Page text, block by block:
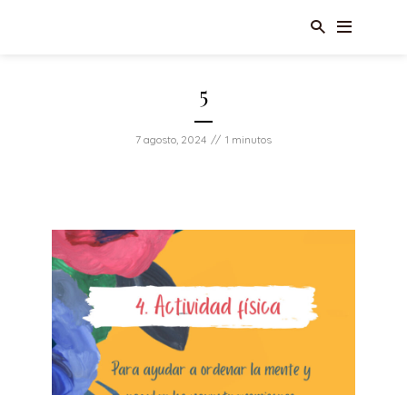
5
7 agosto, 2024 1 minutos